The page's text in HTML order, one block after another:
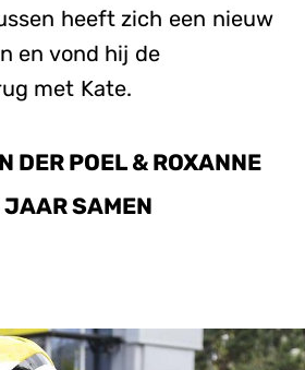
heeft zich een nieuw
en vond hij de
met Kate.
DER POEL & ROXANNE
JAAR SAMEN